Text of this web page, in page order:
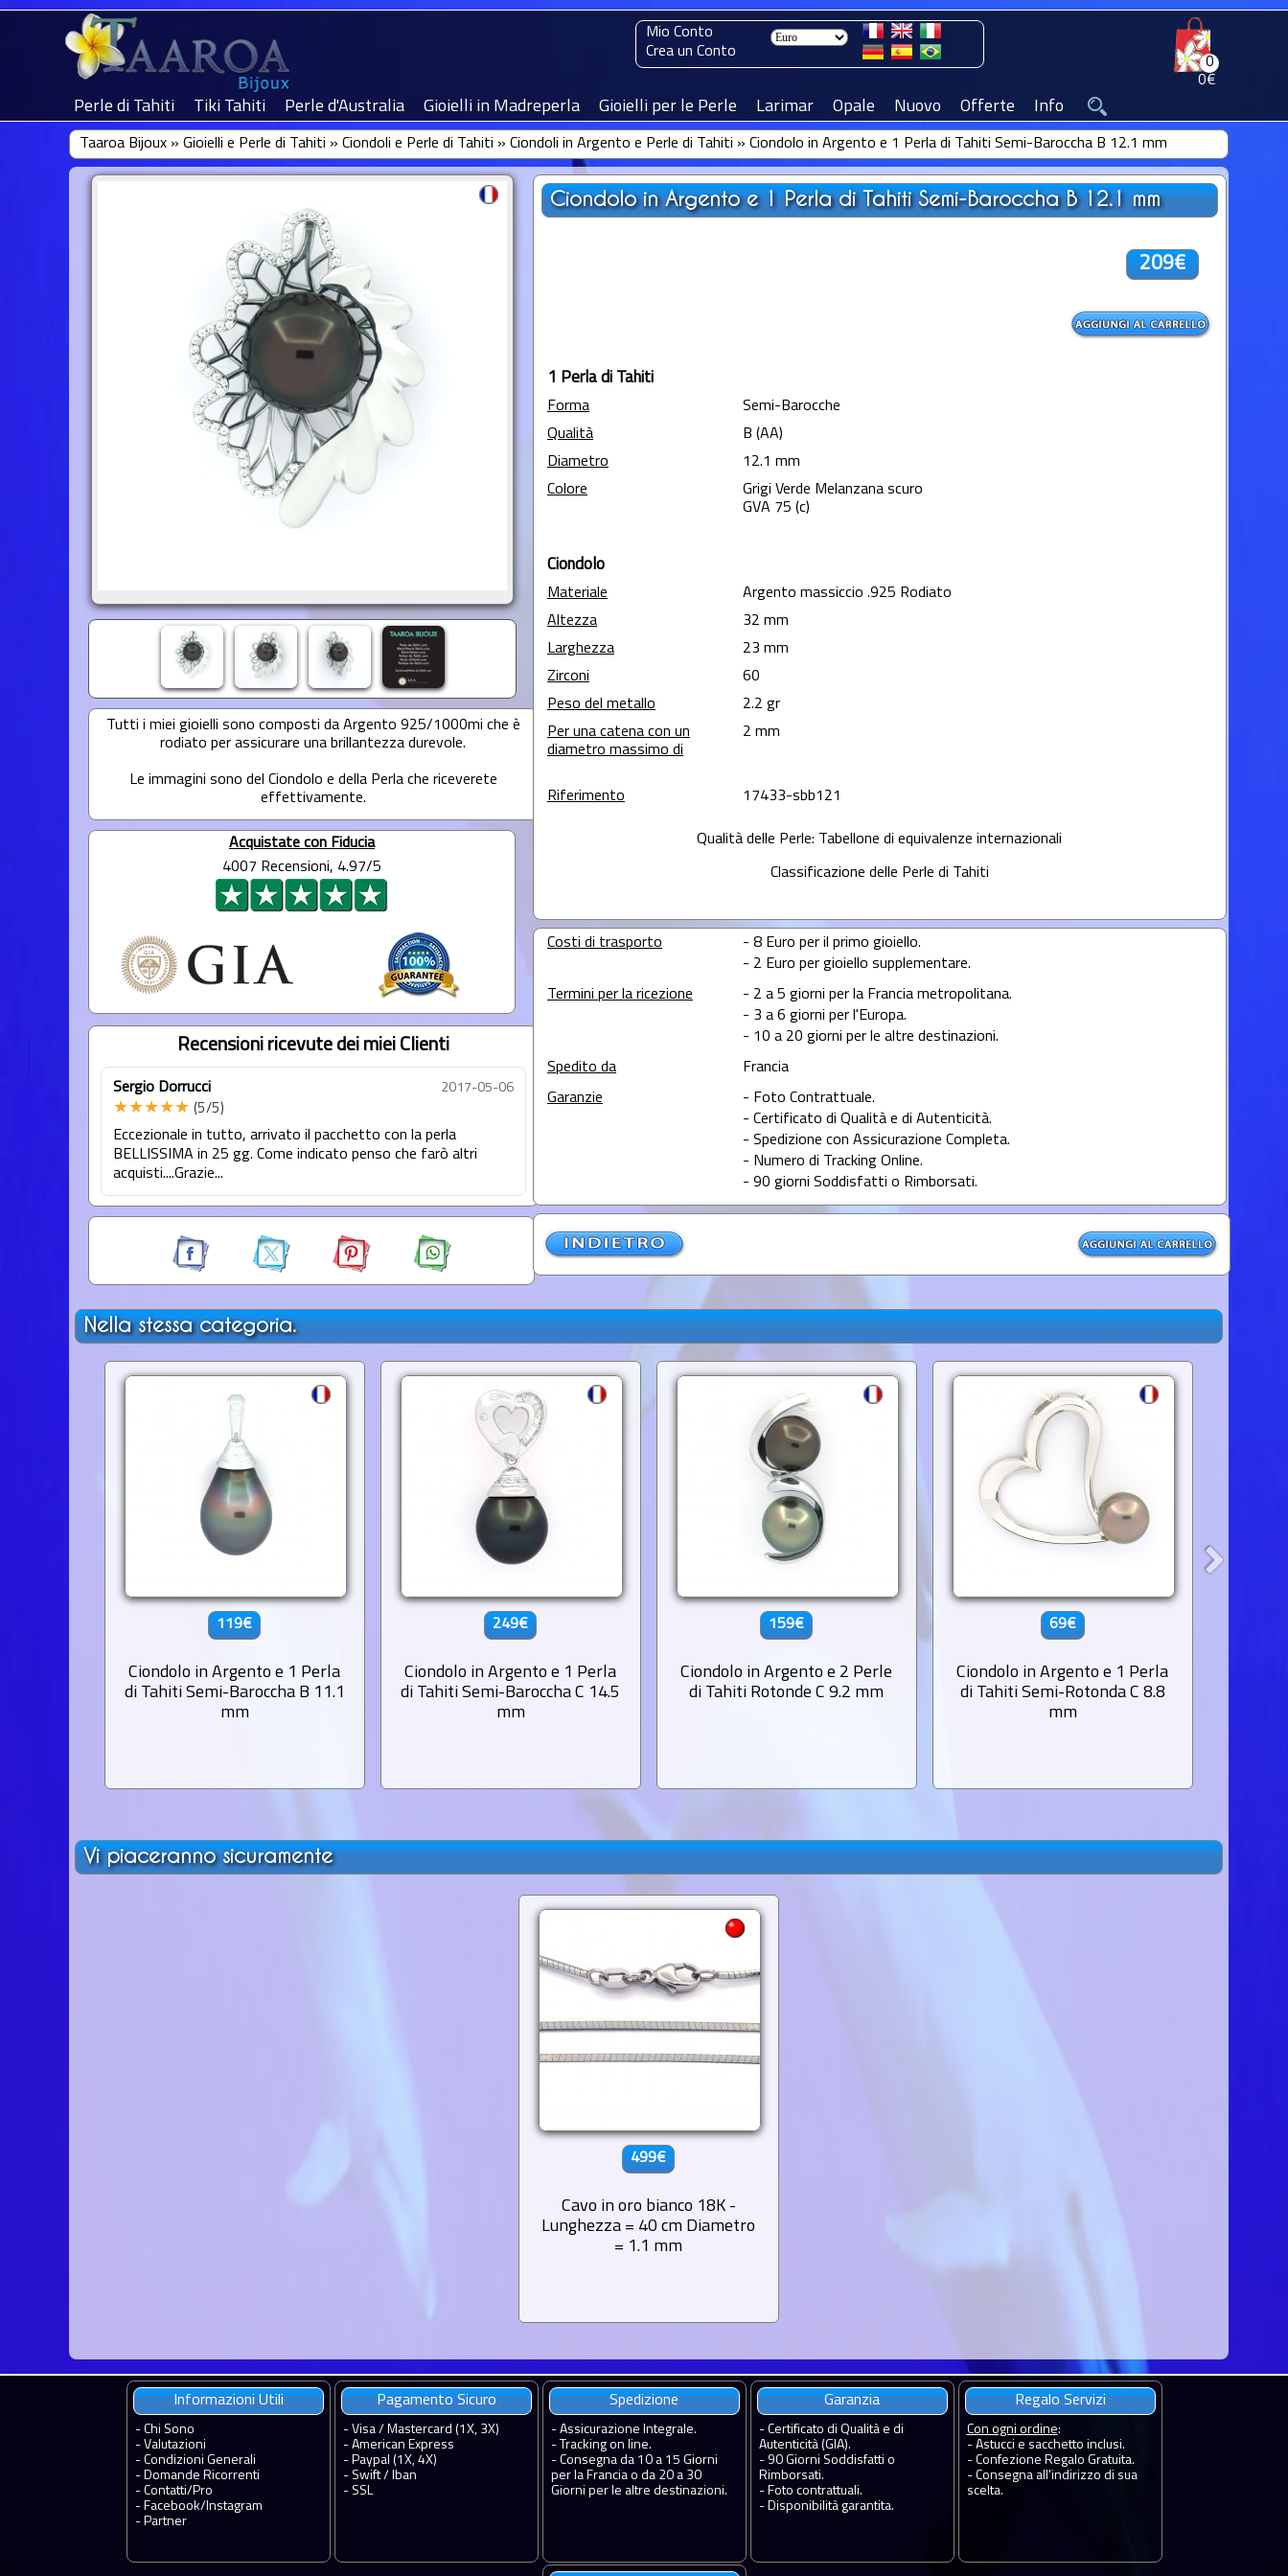
0
0€
Mio Conto
Crea un Conto
Perle di Tahiti Tiki Tahiti Perle d'Australia Gioielli in Madreperla Gioielli per le Perle Larimar Opale Nuovo Offerte Info
Taaroa Bijoux» Gioielli e Perle di Tahiti » Ciondoli e Perle di Tahiti » Ciondoli in Argento e Perle di Tahiti » Ciondolo in Argento e 1 Perla di Tahiti Semi-Baroccha B 12.1 mm
Tutti i miei gioielli sono composti da Argento 925/1000mi che è
rodiato per assicurare una brillantezza durevole.
Le immagini sono del Ciondolo e della Perla che riceverete
effettivamente.
Acquistate con Fiducia
4007 Recensioni, 4.97/5
Recensioni ricevute dei miei Clienti
Sergio Dorrucci 2017-05-06
★★★★★ (5/5)
Eccezionale in tutto, arrivato il pacchetto con la perla
BELLISSIMA in 25 gg. Come indicato penso che farò altri
acquisti....Grazie...
Ciondolo in Argento e 1 Perla di Tahiti Semi-Baroccha B 12.1 mm
209€
1 Perla di Tahiti
Forma
Semi-Barocche
Qualità
B (AA)
Diametro
12.1 mm
Colore
Grigi Verde Melanzana scuro
GVA 75 (c)
Ciondolo
Materiale
Argento massiccio .925 Rodiato
Altezza
32 mm
Larghezza
23 mm
Zirconi
60
Peso del metallo
2.2 gr
Per una catena con un
diametro massimo di
2 mm
Riferimento 17433-sbb121
Qualità delle Perle: Tabellone di equivalenze internazionali
Classificazione delle Perle di Tahiti
Costi di trasporto
- 8 Euro per il primo gioiello.
- 2 Euro per gioiello supplementare.
Termini per la ricezione
- 2 a 5 giorni per la Francia metropolitana.
- 3 a 6 giorni per l'Europa.
- 10 a 20 giorni per le altre destinazioni.
Spedito da
Francia
Garanzie
- Foto Contrattuale.
- Certificato di Qualità e di Autenticità.
- Spedizione con Assicurazione Completa.
- Numero di Tracking Online.
- 90 giorni Soddisfatti o Rimborsati.
Nella stessa categoria.
119€
Ciondolo in Argento e 1 Perla
di Tahiti Semi-Baroccha B 11.1
mm
249€
Ciondolo in Argento e 1 Perla
di Tahiti Semi-Baroccha C 14.5
mm
159€
Ciondolo in Argento e 2 Perle
di Tahiti Rotonde C 9.2 mm
69€
Ciondolo in Argento e 1 Perla
di Tahiti Semi-Rotonda C 8.8
mm
Vi piaceranno sicuramente
499€
Cavo in oro bianco 18K -
Lunghezza = 40 cm Diametro
= 1.1 mm
Informazioni Utili
- Chi Sono
- Valutazioni
- Condizioni Generali
- Domande Ricorrenti
- Contatti/ Pro
- Facebook/ Instagram
- Partner
Pagamento Sicuro
- Visa / Mastercard (1X, 3X)
- American Express
- Paypal (1X, 4X)
- Swift / Iban
- SSL
Spedizione
- Assicurazione Integrale.
- Tracking on line.
- Consegna da 10 a 15 Giorni
per la Francia o da 20 a 30
Giorni per le altre destinazioni.
Garanzia
- Certificato di Qualità e di
Autenticità (GIA).
- 90 Giorni Soddisfatti o
Rimborsati.
- Foto contrattuali.
- Disponibilità garantita.
Regalo Servizi
Con ogni ordine:
- Astucci e sacchetto inclusi.
- Confezione Regalo Gratuita.
- Consegna all'indirizzo di sua
scelta.